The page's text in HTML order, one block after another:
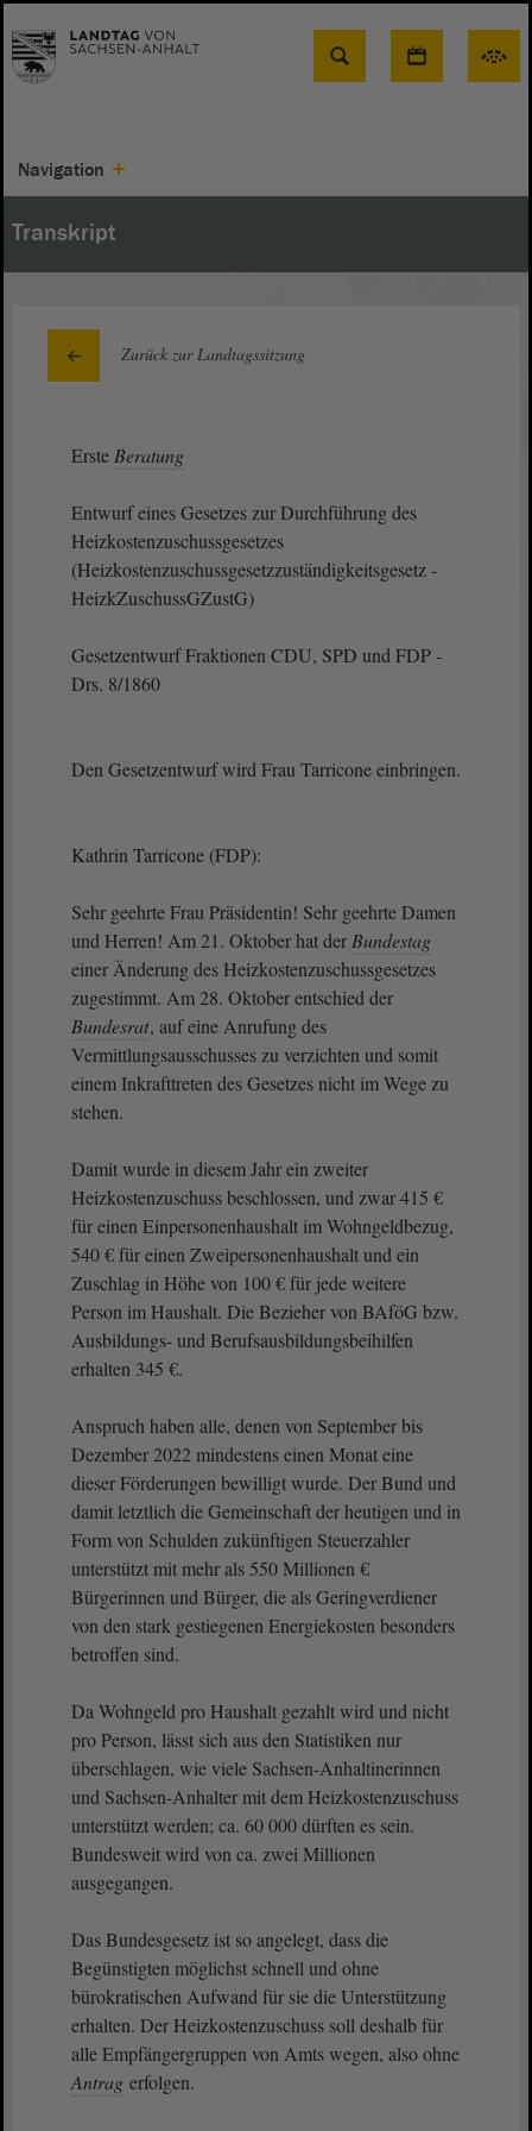
Suche
Navigation
Transkript
Zurück zur Landtagssitzung
Erste Beratung
Entwurf eines Gesetzes zur Durchführung des
Heizkostenzuschussgesetzes
(Heizkostenzuschussgesetzzuständigkeitsgesetz -
HeizkZuschussGZustG)
Gesetzentwurf Fraktionen CDU, SPD und FDP -
Drs. 8/1860
Den Gesetzentwurf wird Frau Tarricone einbringen.
Kathrin Tarricone (FDP):
Sehr geehrte Frau Präsidentin! Sehr geehrte Damen
und Herren! Am 21. Oktober hat der Bundestag
einer Änderung des Heizkostenzuschussgesetzes
zugestimmt. Am 28. Oktober entschied der
Bundesrat, auf eine Anrufung des
Vermittlungsausschusses zu verzichten und somit
einem Inkrafttreten des Gesetzes nicht im Wege zu
stehen.
Damit wurde in diesem Jahr ein zweiter
Heizkostenzuschuss beschlossen, und zwar 415 €
für einen Einpersonenhaushalt im Wohngeldbezug,
540 € für einen Zweipersonenhaushalt und ein
Zuschlag in Höhe von 100 € für jede weitere
Person im Haushalt. Die Bezieher von BAföG bzw.
Ausbildungs- und Berufsausbildungsbeihilfen
erhalten 345 €.
Anspruch haben alle, denen von September bis
Dezember 2022 mindestens einen Monat eine
dieser Förderungen bewilligt wurde. Der Bund und
damit letztlich die Gemeinschaft der heutigen und in
Form von Schulden zukünftigen Steuerzahler
unterstützt mit mehr als 550 Millionen €
Bürgerinnen und Bürger, die als Geringverdiener
von den stark gestiegenen Energiekosten besonders
betroffen sind.
Da Wohngeld pro Haushalt gezahlt wird und nicht
pro Person, lässt sich aus den Statistiken nur
überschlagen, wie viele Sachsen-Anhaltinerinnen
und Sachsen-Anhalter mit dem Heizkostenzuschuss
unterstützt werden; ca. 60 000 dürften es sein.
Bundesweit wird von ca. zwei Millionen
ausgegangen.
Das Bundesgesetz ist so angelegt, dass die
Begünstigten möglichst schnell und ohne
bürokratischen Aufwand für sie die Unterstützung
erhalten. Der Heizkostenzuschuss soll deshalb für
alle Empfängergruppen von Amts wegen, also ohne
Antrag erfolgen.